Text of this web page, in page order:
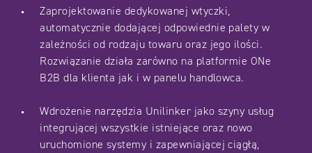
Zaprojektowanie dedykowanej wtyczki,
automatycznie dodającej odpowiednie palety w
zależności od rodzaju towaru oraz jego ilości.
Rozwiązanie działa zarówno na platformie ONe
B2B dla klienta jak i w panelu handlowca.
Wdrożenie narzędzia Unilinker jako szyny usług
integrującej wszystkie istniejące oraz nowo
uruchomione systemy i zapewniającej ciągłą,